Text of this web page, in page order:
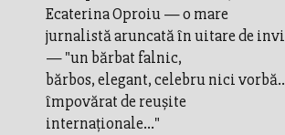
Ecaterina Oproiu — o mare
jurnalistă aruncată în uitare de
— "un bărbat falnic,
bărbos, elegant, celebru nici
împovărat de reușite
internaționale…"